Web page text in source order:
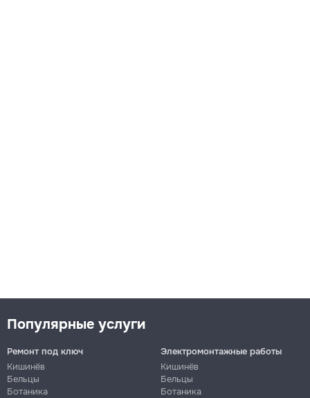
Популярные услуги
Ремонт под ключ
Кишинёв
Бельцы
Ботаника
Электромонтажные работы
Кишинёв
Бельцы
Ботаника